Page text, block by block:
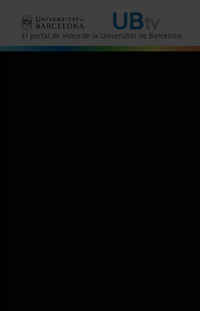
El portal de vídeo de la Universitat de Barcelona